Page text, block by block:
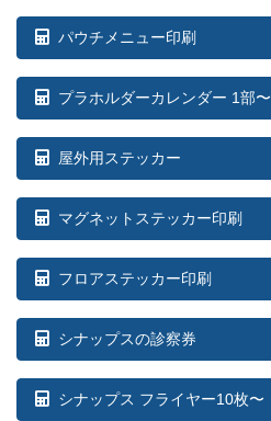
パウチメニュー印刷
プラホルダーカレンダー 1部〜
屋外用ステッカー
マグネットステッカー印刷
フロアステッカー印刷
シナップスの診察券
シナップス フライヤー10枚〜